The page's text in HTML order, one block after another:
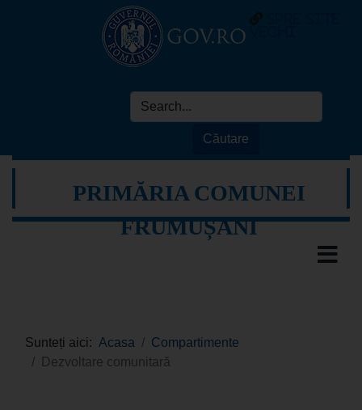
PRIMĂRIA COMUNEI
FRUMUȘANI
Sunteți aici: Acasa
Compartimente
Dezvoltare comunitară